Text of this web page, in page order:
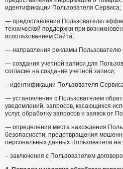
идентификации Пользователя Сервиса;
— предоставления Пользователю
технической поддержки при
использованием Сайта;
— направления рекламы Пользователю
— создания учетной записи для
согласие на создание учетной записи;
– идентификации Пользователя
— установления с Пользователем
уведомлений, запросов, касающихся
услуг, обработку запросов и заявок от
— определения места нахождения
безопасности, предотвращения
персональных данных Пользователя на
– заключения с Пользователем